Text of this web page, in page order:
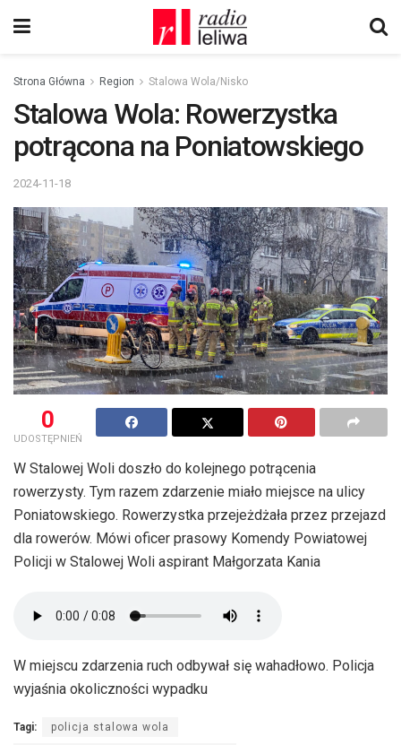
Strona Główna Region Stalowa Wola/Nisko
Stalowa Wola: Rowerzystka
potrącona na Poniatowskiego
2024-11-18
0
UDOSTĘPNIEŃ
W Stalowej Woli doszło do kolejnego potrącenia
rowerzysty. Tym razem zdarzenie miało miejsce na ulicy
Poniatowskiego. Rowerzystka przejeżdżała przez przejazd
dla rowerów. Mówi oficer prasowy Komendy Powiatowej
Policji w Stalowej Woli aspirant Małgorzata Kania
W miejscu zdarzenia ruch odbywał się wahadłowo. Policja
wyjaśnia okoliczności wypadku
Tagi: policja stalowa wola